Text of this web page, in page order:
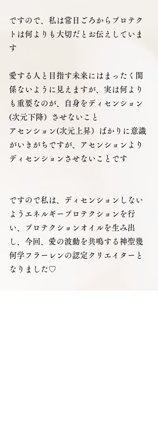
ですので、私は常日ごろからプロテク
トは何よりも大切だとお伝えしていま
す
愛する人と目指す未来にはまったく関
係ないように見えますが、実は何より
も重要なのが、自身をディセンション
(次元下降）させないこと
アセンション(次元上昇）ばかりに意識
がいきがちですが、アセンションより
ディセンションさせないことです
ですので私は、ディセンションしない
ようエネルギープロテクションを行
い、プロテクションオイルを生み出
し、今回、愛の波動を共鳴する神聖幾
何学フラーレンの認定クリエイターと
なりました♡